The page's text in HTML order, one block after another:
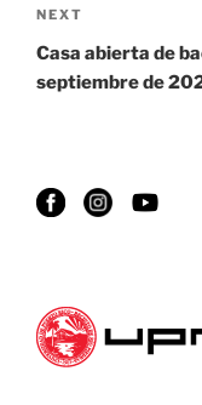
NEXT
Casa abierta de
septiembre de